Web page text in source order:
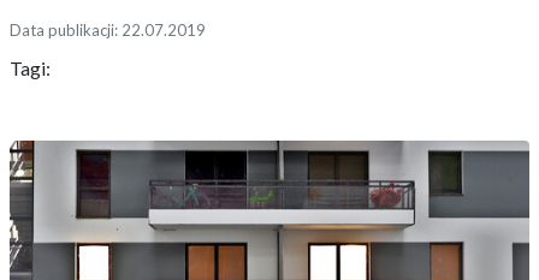
Data publikacji: 22.07.2019
Tagi: